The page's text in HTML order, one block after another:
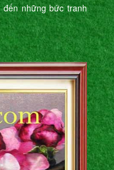
đến những bức tranh